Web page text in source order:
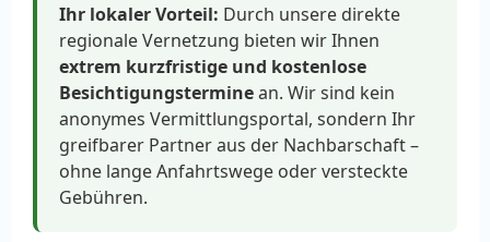
Ihr lokaler Vorteil: Durch unsere direkte
regionale Vernetzung bieten wir Ihnen
extrem kurzfristige und kostenlose
Besichtigungsterminean. Wir sind kein
anonymes Vermittlungsportal, sondern Ihr
greifbarer Partner aus der Nachbarschaft –
ohne lange Anfahrtswege oder versteckte
Gebühren.